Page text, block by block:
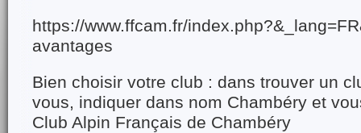
https://www.ffcam.fr/
avantages
Bien choisir votre club : dans trouver un
vous, indiquer dans nom Chambéry et
Club Alpin Français de Chambéry